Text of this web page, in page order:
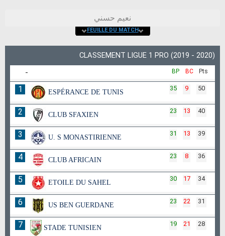
نعيم حسني
FEUILLE DU MATCH
CLASSEMENT LIGUE 1 PRO (2019 - 2020)
- Pts
BC
BP
1 ESPÉRANCE DE TUNIS
50
9
35
2 CLUB SFAXIEN
40
13
23
3 U. S MONASTIRIENNE
39
13
31
4 CLUB AFRICAIN
36
8
23
5 ETOILE DU SAHEL
34
17
30
6 US BEN GUERDANE
31
22
23
7 STADE TUNISIEN
28
21
19